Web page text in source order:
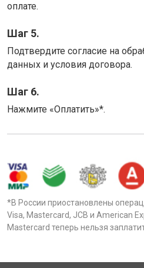
оплате.
Шаг 5.
Подтвердите согласие на
данных и условия договора.
Шаг 6.
Нажмите «Оплатить»*.
*В России приостановлены
Visa, Mastercard, JCB и American
Mastercard теперь нельзя